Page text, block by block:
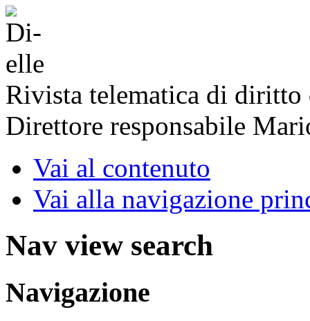
Rivista telematica di diritto
Direttore responsabile
Vai al contenuto
Vai alla navigazione
Nav view search
Navigazione